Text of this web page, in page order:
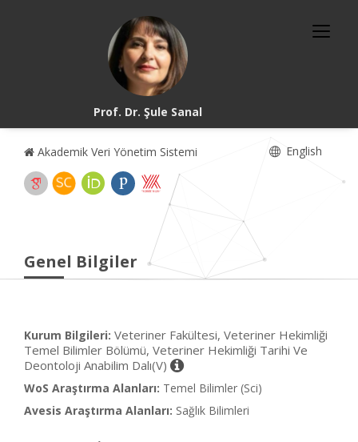
Prof. Dr. Şule Sanal
Akademik Veri Yönetim Sistemi English
Genel Bilgiler
Kurum Bilgileri: Veteriner Fakültesi, Veteriner Hekimliği
Temel Bilimler Bölümü, Veteriner Hekimliği Tarihi Ve
Deontoloji Anabilim Dalı(V)
WoS Araştırma Alanları: Temel Bilimler (Sci)
Avesis Araştırma Alanları: Sağlık Bilimleri